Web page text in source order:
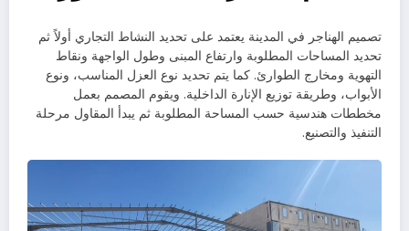
تصميم الهناجر في المدينة يعتمد على تحديد النشاط التجاري أولاً ثم
تحديد المساحات المطلوبة وارتفاع المبنى وطول الواجهة ونقاط
التهوية ومخارج الطوارئ. كما يتم تحديد نوع العزل المناسب، ونوع
الأبواب، وطريقة توزيع الإنارة الداخلية. ويقوم المصمم بعمل
مخططات هندسية حسب المساحة المطلوبة ثم يبدأ المقاول مرحلة
التنفيذ والتصنيع.